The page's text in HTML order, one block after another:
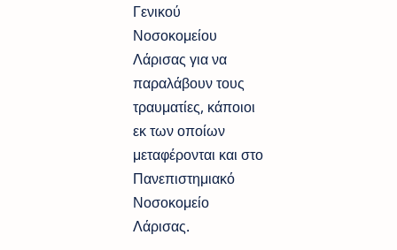
Γενικού
Νοσοκομείου
Λάρισας για να
παραλάβουν τους
τραυματίες, κάποιοι
εκ των οποίων
μεταφέρονται και στο
Πανεπιστημιακό
Νοσοκομείο
Λάρισας.